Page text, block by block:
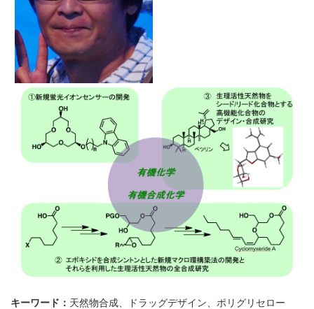
キーワード： 天然物合成、ドラッグデザイン、ポリグリセロー